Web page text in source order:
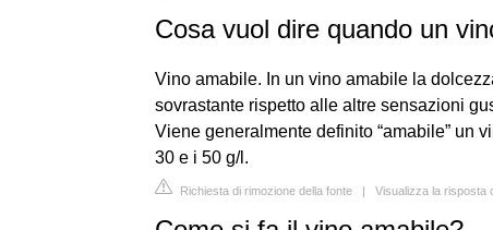
Cosa vuol dire quando un
Vino amabile. In un vino amabile la
sovrastante rispetto alle altre sensazioni
Viene generalmente definito “amabile” un
30 e i 50 g/l.
Richiesta di rimozione della fonte | Visualizza la risposta